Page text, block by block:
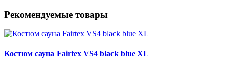
Рекомендуемые товары
Костюм сауна Fairtex VS4 black blue XL